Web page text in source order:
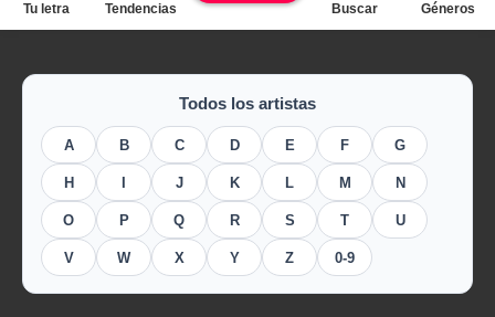
Todos los artistas
A B C D E F G
H J K L M N
O P Q R S T U
V W X Y Z 0-9
Tu letra Tendencias Buscar Géneros